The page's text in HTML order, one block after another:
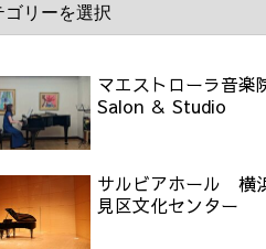
マエストローラ音楽
Salon ＆ Studio
サルビアホール 横
見区文化センター